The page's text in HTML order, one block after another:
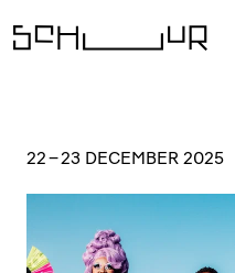
22–23 DECEMBER 2025